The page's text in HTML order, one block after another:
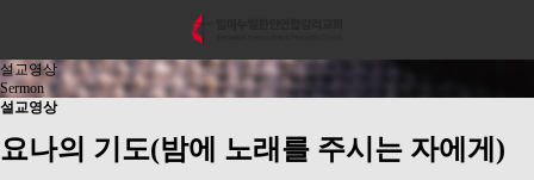
설교영상
Sermon
설교영상
요나의 기도(밤에 노래를 주시는 자에게)